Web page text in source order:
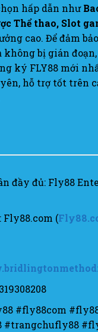
hấp dẫn như
Thể thao, Slot
cao. Để đảm
không bị gián
ký FLY88 mới
hỗ trợ tốt trên
đầy đủ: Fly88
Fly88.com (
#fly88com
#trangchufly88